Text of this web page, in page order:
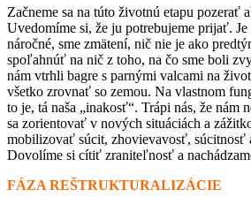
Začneme sa na túto životnú etapu pozerať
Uvedomíme si, že ju potrebujeme prijať.
náročné, sme zmätení, nič nie je ako
spoľahnúť na nič z toho, na čo sme boli
nám vtrhli bagre s parnými valcami na
všetko zrovnať so zemou. Na vlastnom
to je, tá naša „inakosť“. Trápi nás, že nám
sa zorientovať v nových situáciách a
mobilizovať súcit, zhovievavosť, súcitnosť
Dovolíme si cítiť zraniteľnosť a
FÁZA REŠTRUKTURALIZÁCIE